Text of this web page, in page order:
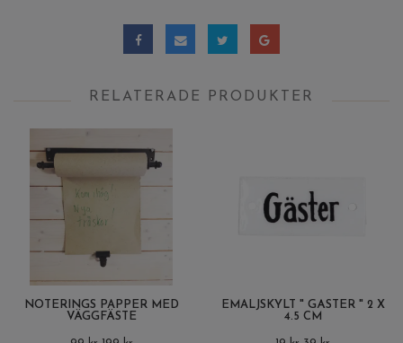
RELATERADE PRODUKTER
NOTERINGS PAPPER MED
VÄGGFÄSTE
EMALJSKYLT " GÄSTER " 2 X
4.5 CM